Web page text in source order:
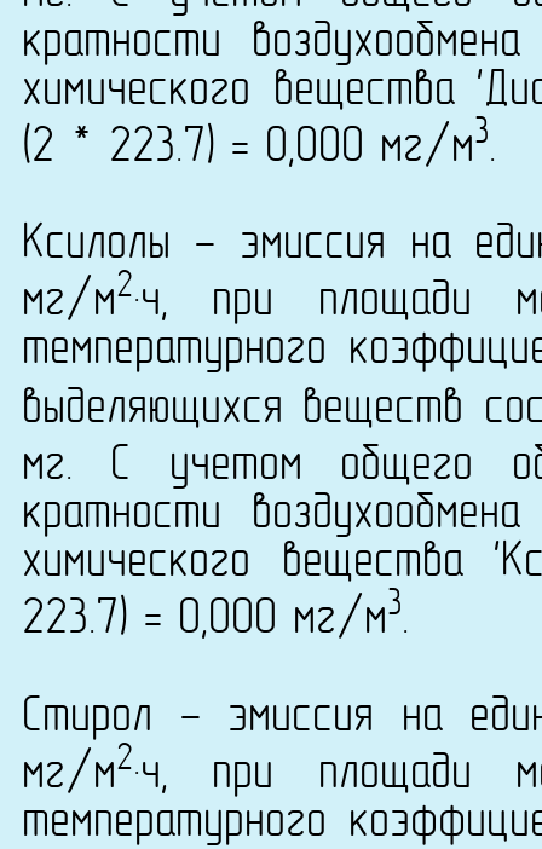
кратности
химического вещества
(2 * 223.7) = 0,000 мг/м3.
Ксилолы - эмиссия на
мг/м2·ч, при площади
температурного
выделяющихся веществ
мг. С учетом общего
кратности
химического вещества
223.7) = 0,000 мг/м3.
Стирол - эмиссия на
мг/м2·ч, при площади
температурного